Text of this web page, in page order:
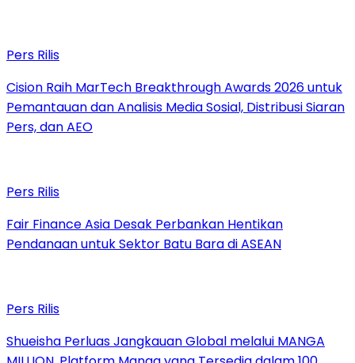
Pers Rilis
Cision Raih MarTech Breakthrough Awards 2026 untuk
Pemantauan dan Analisis Media Sosial, Distribusi Siaran
Pers, dan AEO
Pers Rilis
Fair Finance Asia Desak Perbankan Hentikan
Pendanaan untuk Sektor Batu Bara di ASEAN
Pers Rilis
Shueisha Perluas Jangkauan Global melalui MANGA